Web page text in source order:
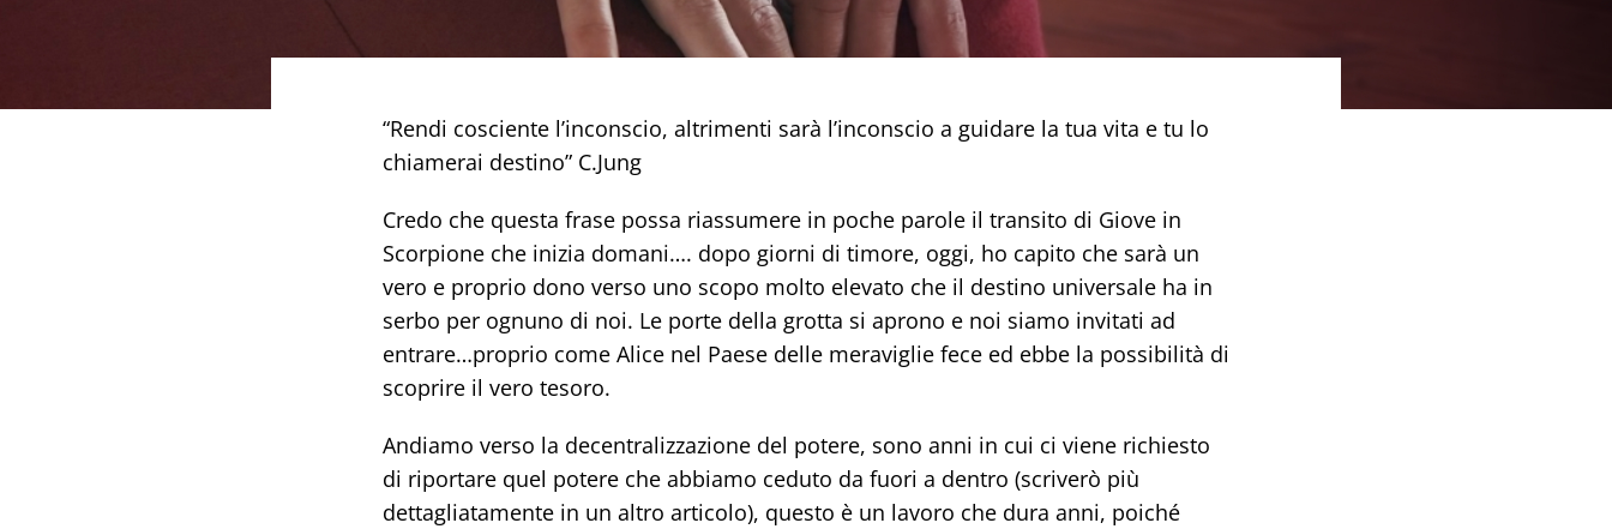
“Rendi cosciente l’inconscio, altrimenti sarà l’inconscio a guidare la tua vita e tu lo
chiamerai destino” C.Jung
Credo che questa frase possa riassumere in poche parole il transito di Giove in
Scorpione che inizia domani…. dopo giorni di timore, oggi, ho capito che sarà un
vero e proprio dono verso uno scopo molto elevato che il destino universale ha in
serbo per ognuno di noi. Le porte della grotta si aprono e noi siamo invitati ad
entrare…proprio come Alice nel Paese delle meraviglie fece ed ebbe la possibilità di
scoprire il vero tesoro.
Andiamo verso la decentralizzazione del potere, sono anni in cui ci viene richiesto
di riportare quel potere che abbiamo ceduto da fuori a dentro (scriverò più
dettagliatamente in un altro articolo), questo è un lavoro che dura anni, poiché